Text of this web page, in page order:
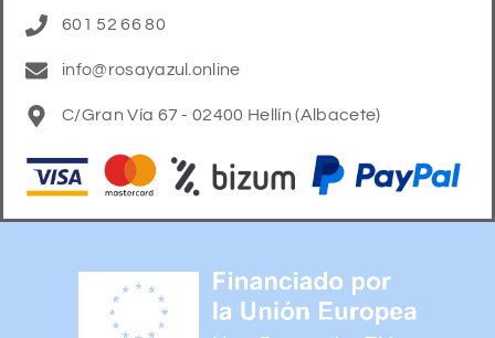
601 52 66 80
info@rosayazul.online
C/Gran Vía 67 - 02400 Hellín (Albacete)